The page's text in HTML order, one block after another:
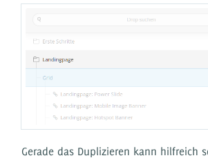
Gerade das Duplizieren kann hilfreich